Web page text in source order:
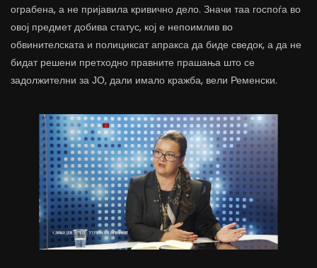
ограбена, а не пријавила кривично дело. Значи таа госпоѓа во
овој предмет добива статус, кој е непоимлив во
обвинителската и полициксат апракса да биде сведок, а да не
бидат решени претходно правните прашања што се
задолжителни за ЈО, дали имало кражба, вели Ременски.